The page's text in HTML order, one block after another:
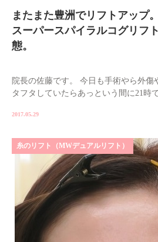
またまた豊洲でリフトアップ
スーパースパイラルコグリフ
態。
院長の佐藤です。 今日も手術やら外傷
タフタしていたらあっという間に21時
2017.05.29
糸のリフト（MWデュアルリフト）